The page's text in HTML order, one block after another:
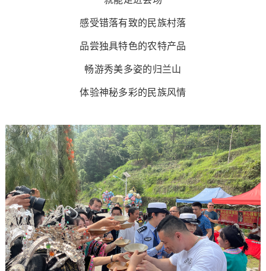
感受错落有致的民族村落
品尝独具特色的农特产品
畅游秀美多姿的归兰山
体验神秘多彩的民族风情